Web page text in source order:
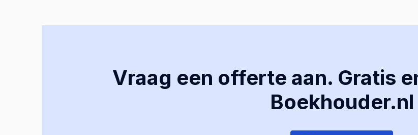
Vraag een offerte aan. Gratis
Boekhouder.nl